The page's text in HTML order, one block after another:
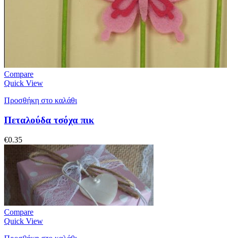
Compare
Quick View
Προσθήκη στο καλάθι
Πεταλούδα τσόχα πικ
€0.35
Compare
Quick View